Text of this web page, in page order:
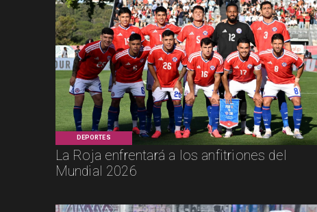
DEPORTES
La Roja enfrentará a los anfitriones del
Mundial 2026